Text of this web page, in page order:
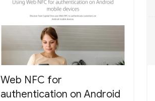
Web NFC for
authentication on Android